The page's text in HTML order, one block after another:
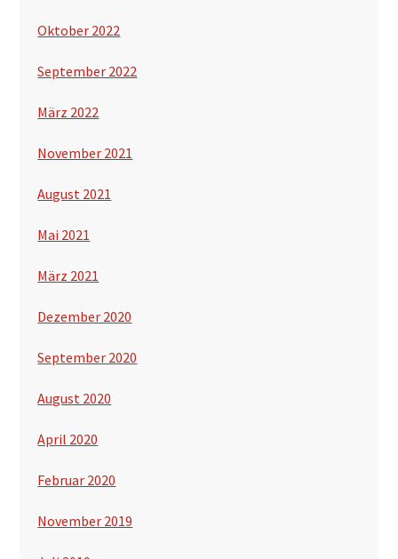
Oktober 2022
September 2022
März 2022
November 2021
August 2021
Mai 2021
März 2021
Dezember 2020
September 2020
August 2020
April 2020
Februar 2020
November 2019